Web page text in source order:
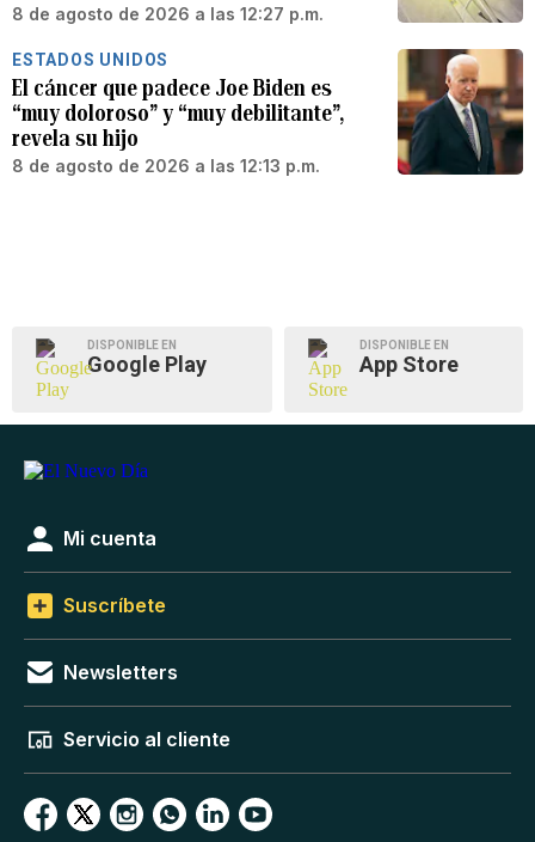
8 de agosto de 2026 a las 12:27 p.m.
ESTADOS UNIDOS
El cáncer que padece Joe Biden es
“muy doloroso” y “muy debilitante”,
revela su hijo
8 de agosto de 2026 a las 12:13 p.m.
DISPONIBLE EN
Google Play
DISPONIBLE EN
App Store
Mi cuenta
Suscríbete
Newsletters
Servicio al cliente